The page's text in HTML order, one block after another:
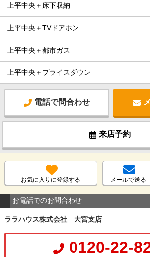
上平中央＋床下収納
上平中央＋TVドアホン
上平中央＋都市ガス
上平中央＋プライスダウン
電話で問合わせ
来店予約
お気に入りに登録する メールで送る
お電話でのお問合わせ
ララハウス株式会社 大宮支店
0120-22-